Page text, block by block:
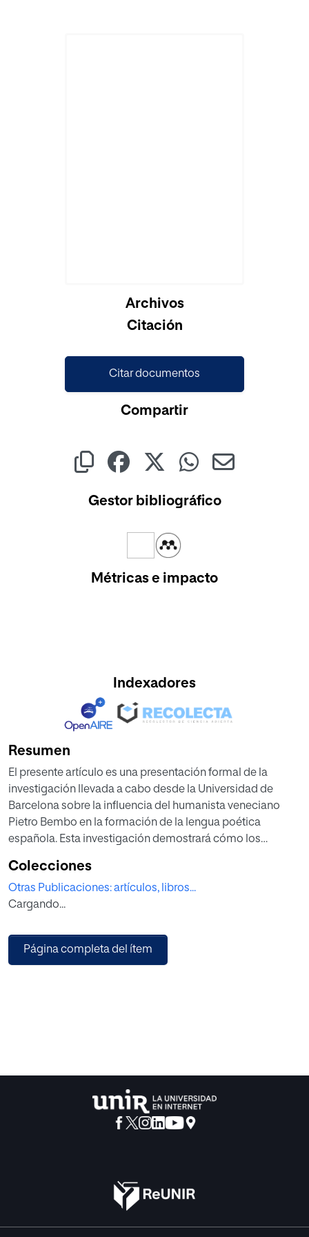
Archivos
Citación
Citar documentos
Compartir
Gestor bibliográfico
Métricas e impacto
Indexadores
Resumen
El presente artículo es una presentación formal de la
investigación llevada a cabo desde la Universidad de
Barcelona sobre la influencia del humanista veneciano
Pietro Bembo en la formación de la lengua poética
española. Esta investigación demostrará cómo los
influenciados por las ”Prosas de la lengua vulgar” (1525) de
Bembo, que para las letras italianas supusieron la
codificación del petrarquismo del XVI y la lengua poética
a un mejor conocimiento de la poética de los Siglos de
Oro españoles y aportará, además, la primera traducción
Colecciones
Otras Publicaciones: artículos, libros...
Cargando...
Página completa del ítem